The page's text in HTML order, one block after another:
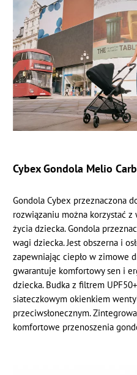
Cybex Gondola Melio
Gondola Cybex przeznaczona
rozwiązaniu można korzystać
życia dziecka. Gondola
wagi dziecka. Jest obszerna i
zapewniając ciepło w zimowe
gwarantuje komfortowy sen i
dziecka. Budka z filtrem
siateczkowym okienkiem
przeciwsłonecznym.
komfortowe przenoszenia